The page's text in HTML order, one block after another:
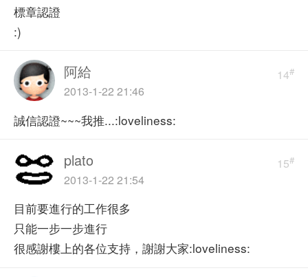
標章認證
:)
14#
阿給
2013-1-22 21:46
誠信認證~~~我推...:loveliness:
15#
plato
2013-1-22 21:54
目前要進行的工作很多
只能一步一步進行
很感謝樓上的各位支持，謝謝大家:loveliness: